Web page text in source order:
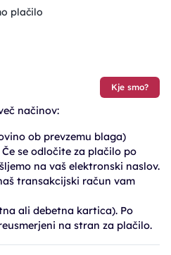
plačilo
Kje smo?
načinov:
ob prevzemu blaga)
Če se odločite za plačilo po
na vaš elektronski naslov.
transakcijski račun vam
ali debetna kartica). Po
na stran za plačilo.